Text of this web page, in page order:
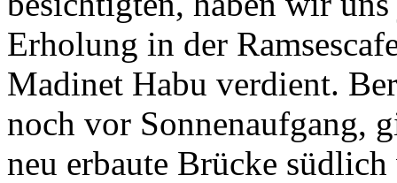
Erholung in der
Madinet Habu verdient.
noch vor Sonnenaufgang,
neu erbaute Brücke